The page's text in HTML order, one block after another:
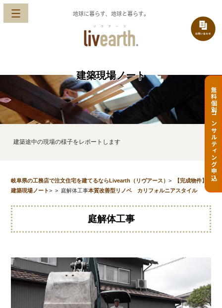
地球に暮らす、地球と暮らす。
無料個別コンサルティング申込
建築現場ノート
建築途中の現場の様子をレポートします
岐阜県の工務店で注文住宅を建てるならLivearth（リヴアース）>
建築現場ノート>
【完成物件】
本質改善型リノベ カリフォルニアスタイル
> 庭解体工事
庭解体工事